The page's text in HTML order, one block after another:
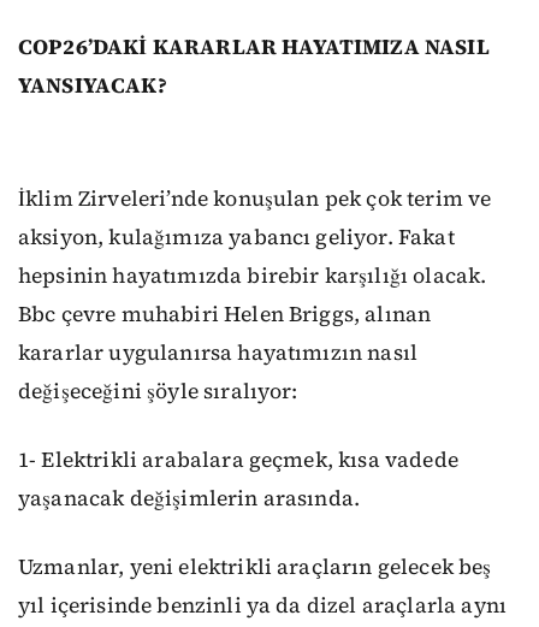
COP26’DAKİ KARARLAR HAYATIMIZA NASIL
YANSIYACAK?
İklim Zirveleri’nde konuşulan pek çok terim ve
aksiyon, kulağımıza yabancı geliyor. Fakat
hepsinin hayatımızda birebir karşılığı olacak.
Bbc çevre muhabiri Helen Briggs, alınan
kararlar uygulanırsa hayatımızın nasıl
değişeceğini şöyle sıralıyor:
1- Elektrikli arabalara geçmek, kısa vadede
yaşanacak değişimlerin arasında.
Uzmanlar, yeni elektrikli araçların gelecek beş
yıl içerisinde benzinli ya da dizel araçlarla aynı